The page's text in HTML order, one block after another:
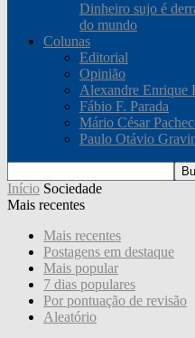
Dinheiro sujo é
do mundo
Colunas
Editorial
Opinião
Alexandre Enrique
Fábio F. Parada
Mário César
Paulo Otávio
Início Sociedade
Mais recentes
Mais recentes
Postagens em destaque
Mais popular
7 dias populares
Por pontuação de revisão
Aleatório